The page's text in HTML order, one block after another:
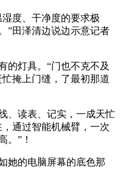
度、干净度的要求极
”田泽清边说边示意记者
灯具。“门也不克不及
掩上门缝，了最初那道
读表、记实，一成天忙
通过智能机械臂，一次
。”！
的电脑屏幕的底色那